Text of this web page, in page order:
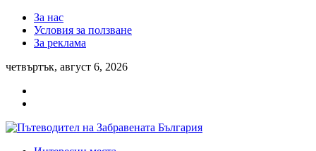
За нас
Условия за ползване
За реклама
четвъртък, август 6, 2026